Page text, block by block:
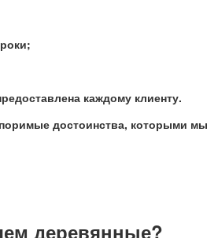
каждому клиенту.
достоинства, которыми мы
деревянные?